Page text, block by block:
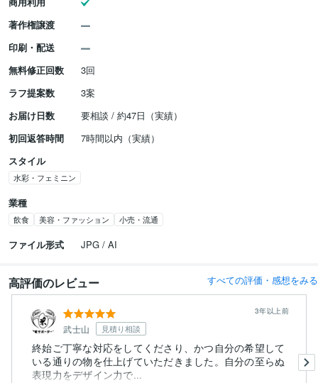
著作権譲渡
印刷・配送
無料修正回数
3回
ラフ提案数
3案
お届け日数
要相談 / 約47日（実績）
初回返答時間
7時間以内（実績）
スタイル
水彩・フェミニン
業種
飲食 美容・ファッション 小売・流通
ファイル形式 JPG / AI
高評価のレビュー すべての評価・感想をみる
武士山 見積り相談
3年以上前
終始ご丁寧な対応をしてくださり、かつ自分の希望して
いる通りの物を仕上げていただきました。自分の至らぬ
表現力をデザイン力で...